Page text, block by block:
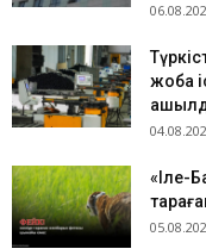
жоба
«Іле-